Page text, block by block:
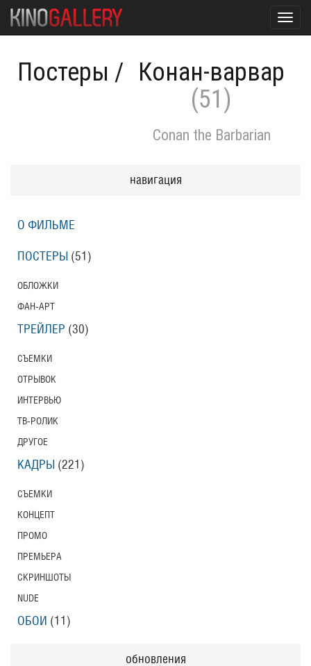
Постеры / Конан-варвар
(51)
Conan the Barbarian
навигация
О ФИЛЬМЕ
ПОСТЕРЫ (51)
ОБЛОЖКИ
ФАН-АРТ
ТРЕЙЛЕР (30)
СЪЕМКИ
ОТРЫВОК
ИНТЕРВЬЮ
ТВ-РОЛИК
ДРУГОЕ
КАДРЫ (221)
СЪЕМКИ
КОНЦЕПТ
ПРОМО
ПРЕМЬЕРА
СКРИНШОТЫ
NUDE
ОБОИ (11)
обновления